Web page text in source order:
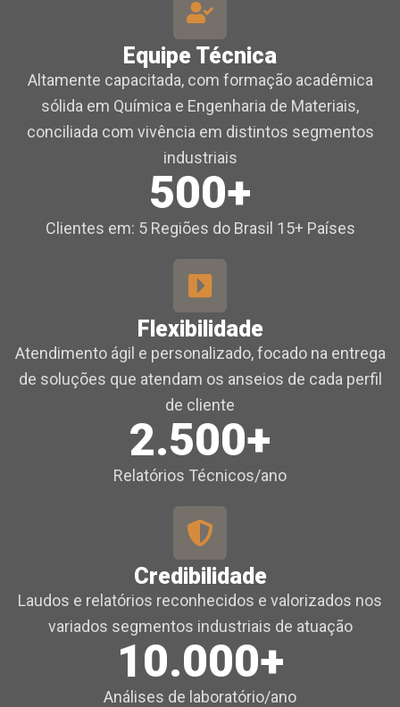
Equipe Técnica
Altamente capacitada, com formação acadêmica
sólida em Química e Engenharia de Materiais,
conciliada com vivência em distintos segmentos
industriais
500+
Clientes em: 5 Regiões do Brasil 15+ Países
Flexibilidade
Atendimento ágil e personalizado, focado na entrega
de soluções que atendam os anseios de cada perfil
de cliente
2.500+
Relatórios Técnicos/ano
Credibilidade
Laudos e relatórios reconhecidos e valorizados nos
variados segmentos industriais de atuação
10.000+
Análises de laboratório/ano